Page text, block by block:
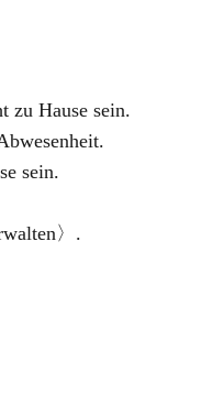
Hause sein.
sein.
〉.